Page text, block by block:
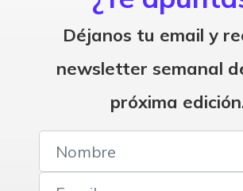
Déjanos tu email y
newsletter semanal
próxima